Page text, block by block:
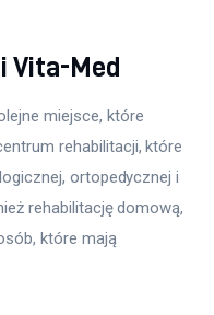
Vita-Med
miejsce, które
rehabilitacji, które
ortopedycznej i
rehabilitację domową,
które mają